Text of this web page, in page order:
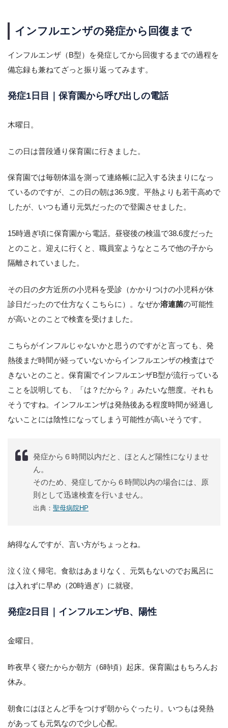
インフルエンザの発症から回復まで
インフルエンザ（B型）を発症してから回復するまでの過程を
備忘録も兼ねてざっと振り返ってみます。
発症1日目｜保育園から呼び出しの電話
木曜日。
この日は普段通り保育園に行きました。
保育園では毎朝体温を測って連絡帳に記入する決まりになっ
ているのですが、この日の朝は36.9度。平熱よりも若干高めで
したが、いつも通り元気だったので登園させました。
15時過ぎ頃に保育園から電話。昼寝後の検温で38.6度だった
とのこと。迎えに行くと、職員室ようなところで他の子から
隔離されていました。
その日の夕方近所の小児科を受診（かかりつけの小児科が休
診日だったので仕方なくこちらに）。なぜか溶連菌の可能性
が高いとのことで検査を受けました。
こちらがインフルじゃないかと思うのですがと言っても、発
熱後まだ時間が経っていないからインフルエンザの検査はで
きないとのこと。保育園でインフルエンザB型が流行っている
ことを説明しても、「は？だから？」みたいな態度。それも
そうですね。インフルエンザは発熱後ある程度時間が経過し
ないことには陰性になってしまう可能性が高いそうです。
発症から６時間以内だと、ほとんど陽性になりませ
ん。
そのため、発症してから６時間以内の場合には、原
則として迅速検査を行いません。
出典： 聖母病院HP
納得なんですが、言い方がちょっとね。
泣く泣く帰宅。食欲はあまりなく、元気もないのでお風呂に
は入れずに早め（20時過ぎ）に就寝。
発症2日目｜インフルエンザB、陽性
金曜日。
昨夜早く寝たからか朝方（6時頃）起床。保育園はもちろんお
休み。
朝食にはほとんど手をつけず朝からぐったり。いつもは発熱
があっても元気なので少し心配。